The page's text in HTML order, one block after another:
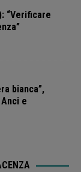
“Verificare
bianca”,
e